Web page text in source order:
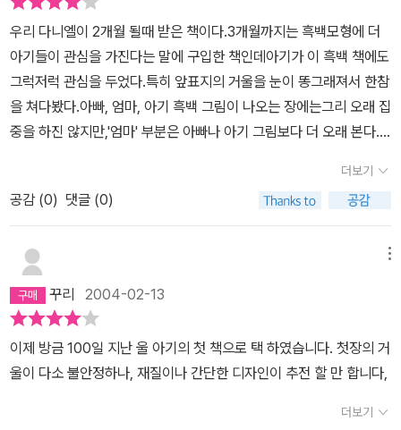
우리 다니엘이 2개월 될때 받은 책이다.3개월까지는 흑백모형에 더
아기들이 관심을 가진다는 말에 구입한 책인데아기가 이 흑백 책에도
그럭저럭 관심을 두었다.특히 앞표지의 거울을 눈이 똥그래져서 한참
을 쳐다봤다.아빠, 엄마, 아기 흑백 그림이 나오는 장에는그리 오래 집
중을 하진 않지만,'엄마' 부분은 아빠나 아기 그림보다 더 오래 본다.
더보기
공감 (0) 댓글 (0)
꾸리 2004-02-13
이제 방금 100일 지난 울 아기의 첫 책으로 택 하였습니다. 첫장의 거
울이 다소 불안정하나, 재질이나 간단한 디자인이 추전 할 만 합니다,
더보기